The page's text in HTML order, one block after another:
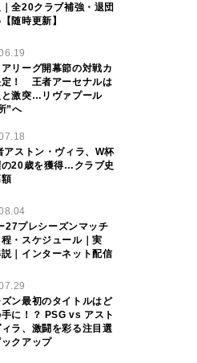
全20クラブ補強・退団
随時更新】
リーグ開幕節の対戦カ
定！ 王者アーセナルは
と激突…リヴァプール
”へ
アストン・ヴィラ、W杯
の20歳を獲得…クラブ史
27プレシーズンマッチ
・スケジュール｜実
｜インターネット配信
ン最初のタイトルはど
に！？ PSG vs アスト
ラ、激闘を彩る注目選
クアップ